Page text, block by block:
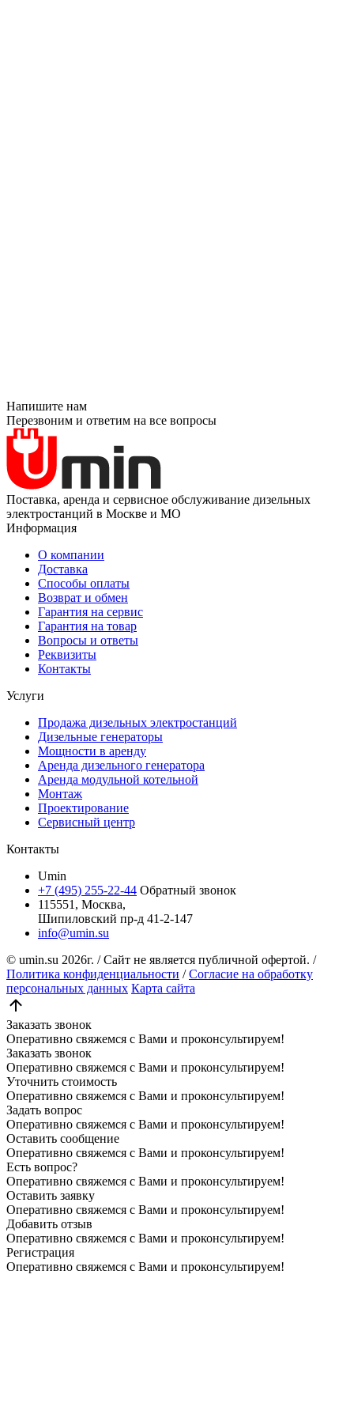
Напишите нам
Перезвоним и ответим на все вопросы
Поставка, аренда и сервисное обслуживание дизельных
электростанций в Москве и МО
Информация
О компании
Доставка
Способы оплаты
Возврат и обмен
Гарантия на сервис
Гарантия на товар
Вопросы и ответы
Реквизиты
Контакты
Услуги
Продажа дизельных электростанций
Дизельные генераторы
Мощности в аренду
Аренда дизельного генератора
Аренда модульной котельной
Монтаж
Проектирование
Сервисный центр
Контакты
Umin
+7 (495) 255-22-44 Обратный звонок
115551, Москва,
Шипиловский пр-д 41-2-147
info@umin.su
© umin.su 2026г. /Сайт не является публичной офертой. /
Политика конфиденциальности / Согласие на обработку
персональных данных Карта сайта
Заказать звонок
Оперативно свяжемся с Вами и проконсультируем!
Заказать звонок
Оперативно свяжемся с Вами и проконсультируем!
Уточнить стоимость
Оперативно свяжемся с Вами и проконсультируем!
Задать вопрос
Оперативно свяжемся с Вами и проконсультируем!
Оставить сообщение
Оперативно свяжемся с Вами и проконсультируем!
Есть вопрос?
Оперативно свяжемся с Вами и проконсультируем!
Оставить заявку
Оперативно свяжемся с Вами и проконсультируем!
Добавить отзыв
Оперативно свяжемся с Вами и проконсультируем!
Регистрация
Оперативно свяжемся с Вами и проконсультируем!